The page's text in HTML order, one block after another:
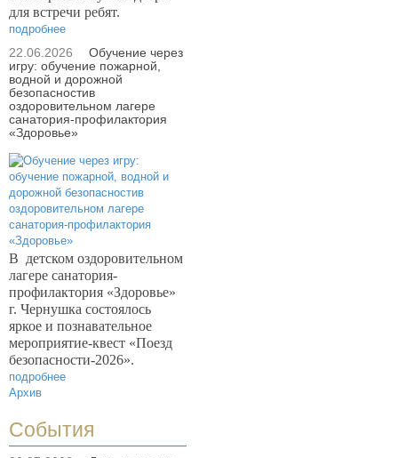
для встречи ребят.
подробнее
22.06.2026
Обучение через
игру: обучение пожарной,
водной и дорожной
безопасностив
оздоровительном лагере
санатория-профилактория
«Здоровье»
В детском оздоровительном
лагере санатория-
профилактория «Здоровье»
г. Чернушка состоялось
яркое и познавательное
мероприятие-квест «Поезд
безопасности-2026».
подробнее
Архив
События